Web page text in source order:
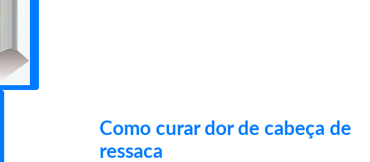
Como curar dor de cabeça de
ressaca